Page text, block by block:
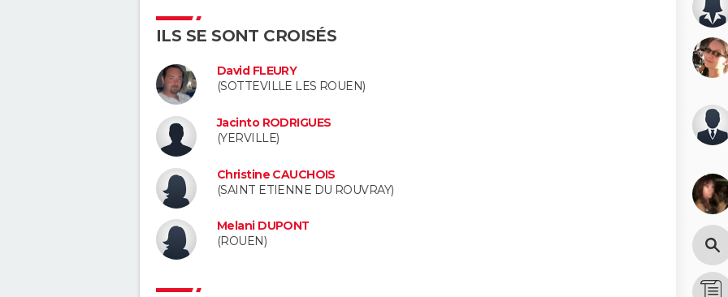
ILS SE SONT CROISÉS
David FLEURY
(SOTTEVILLE LES ROUEN)
Jacinto RODRIGUES
(YERVILLE)
Christine CAUCHOIS
(SAINT ETIENNE DU ROUVRAY)
Melani DUPONT
(ROUEN)